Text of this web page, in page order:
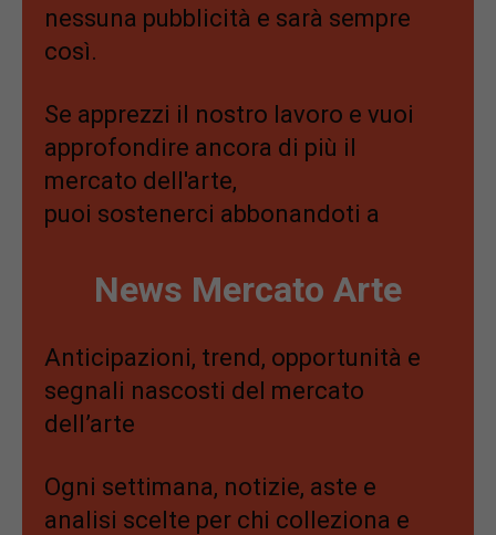
nessuna pubblicità e sarà sempre
così.
Se apprezzi il nostro lavoro e vuoi
approfondire ancora di più il
mercato dell'arte,
puoi sostenerci abbonandoti a
News Mercato Arte
Anticipazioni, trend, opportunità e
segnali nascosti del mercato
dell’arte
Ogni settimana, notizie, aste e
analisi scelte per chi colleziona e